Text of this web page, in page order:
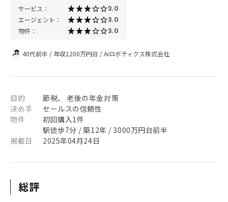
サービス： 3.0
エージェント： 3.0
物件： 3.0
40代前半 / 年収1200万円台 /Aiロボティクス株式会社
目的
節税、 老後の年金対策
決め手
セールスの信頼性
物件
初回購入1件
駅徒歩7分 / 築12年 / 3000万円台前半
掲載日
2025年04月24日
総評